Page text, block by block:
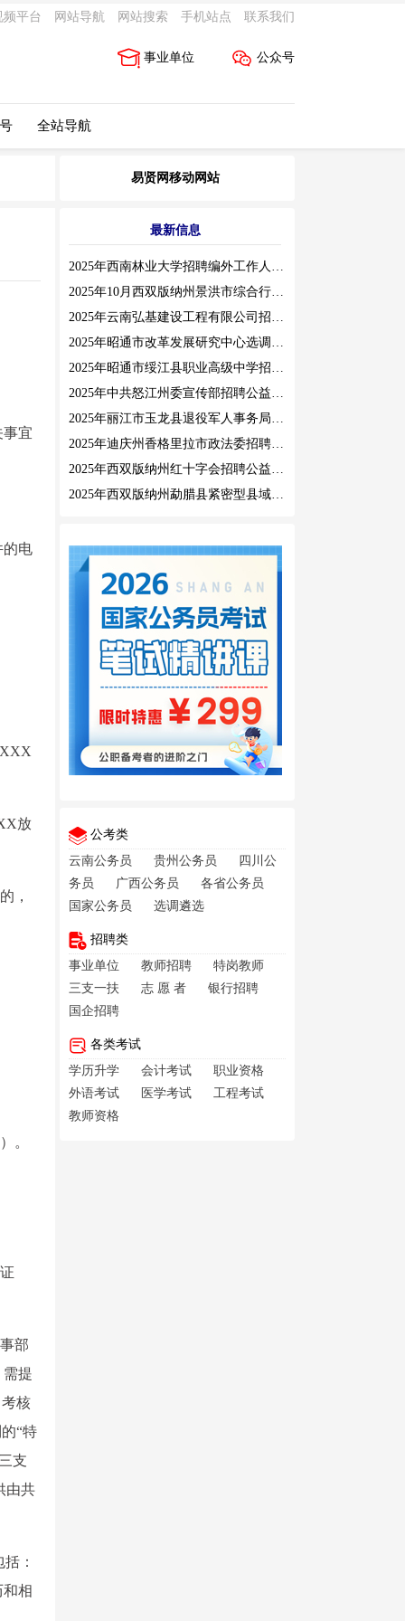
频平台 网站导航 网站搜索 手机站点 联系我们
公众号
事业单位
全站导航
宜
的电
放
，
。
部
提
核
“特
支
由共
：
相
易贤网移动网站
最新信息
2025年西南林业大学招聘编外工作人员公告（三）
2025年10月西双版纳州景洪市综合行政执法局招聘人员公告
2025年云南弘基建设工程有限公司招聘公告
2025年昭通市改革发展研究中心选调工作人员职业素质测评通告
2025年昭通市绥江县职业高级中学招聘编外紧缺临聘数学教师公告
2025年中共怒江州委宣传部招聘公益性岗位公告
2025年丽江市玉龙县退役军人事务局公益性岗位招聘公告
2025年迪庆州香格里拉市政法委招聘公益性岗位公告
2025年西双版纳州红十字会招聘公益性岗位人员公告
2025年西双版纳州勐腊县紧密型县域医共体招聘编外人员公告
公考类
云南公务员
贵州公务员
四川公
务员
广西公务员
各省公务员
国家公务员
选调遴选
招聘类
事业单位
教师招聘
特岗教师
三支一扶
志 愿 者
银行招聘
国企招聘
各类考试
学历升学
会计考试
职业资格
外语考试
医学考试
工程考试
教师资格